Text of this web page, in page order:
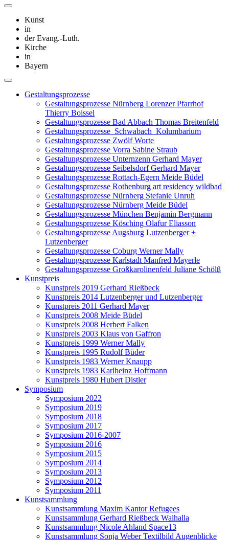
Kunst
in
der Evang.-Luth.
Kirche
in
Bayern
Gestaltungsprozesse
Gestaltungsprozesse Nürnberg Lorenzer Pfarrhof
Thierry Boissel
Gestaltungsprozesse Bad Abbach Thomas Breitenfeld
Gestaltungsprozesse_Schwabach_Kolumbarium
Gestaltungsprozesse Zwölf Worte
Gestaltungsprozesse Vorra Sabine Straub
Gestaltungsprozesse Unternzenn Gerhard Mayer
Gestaltungsprozesse Seibelsdorf Gerhard Mayer
Gestaltungsprozesse Rottach-Egern Meide Büdel
Gestaltungsprozesse Rothenburg art residency wildbad
Gestaltungsprozesse Nürnberg Stefanie Unruh
Gestaltungsprozesse Nürnberg Meide Büdel
Gestaltungsprozesse München Benjamin Bergmann
Gestaltungsprozesse Kösching Olafur Eliasson
Gestaltungsprozesse Augsburg Lutzenberger +
Lutzenberger
Gestaltungsprozesse Coburg Werner Mally
Gestaltungsprozesse Karlstadt Manfred Mayerle
Gestaltungsprozesse Großkarolinenfeld Juliane Schölß
Kunstpreis
Kunstpreis 2019 Gerhard Rießbeck
Kunstpreis 2014 Lutzenberger und Lutzenberger
Kunstpreis 2011 Gerhard Mayer
Kunstpreis 2008 Meide Büdel
Kunstpreis 2008 Herbert Falken
Kunstpreis 2003 Klaus von Gaffron
Kunstpreis 1999 Werner Mally
Kunstpreis 1995 Rudolf Büder
Kunstpreis 1983 Werner Knaupp
Kunstpreis 1983 Karlheinz Hoffmann
Kunstpreis 1980 Hubert Distler
Symposium
Symposium 2022
Symposium 2019
Symposium 2018
Symposium 2017
Symposium 2016-2007
Symposium 2016
Symposium 2015
Symposium 2014
Symposium 2013
Symposium 2012
Symposium 2011
Kunstsammlung
Kunstsammlung Maxim Kantor Refugees
Kunstsammlung Gerhard Rießbeck Walhalla
Kunstsammlung Nicole Ahland Space13
Kunstsammlung Sonja Weber Textilbild Augenblicke